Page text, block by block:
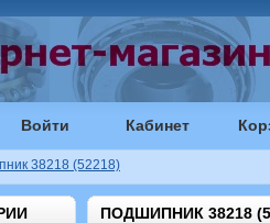
Войти Кабинет
38218 (52218)
ПОДШИПНИК 38218